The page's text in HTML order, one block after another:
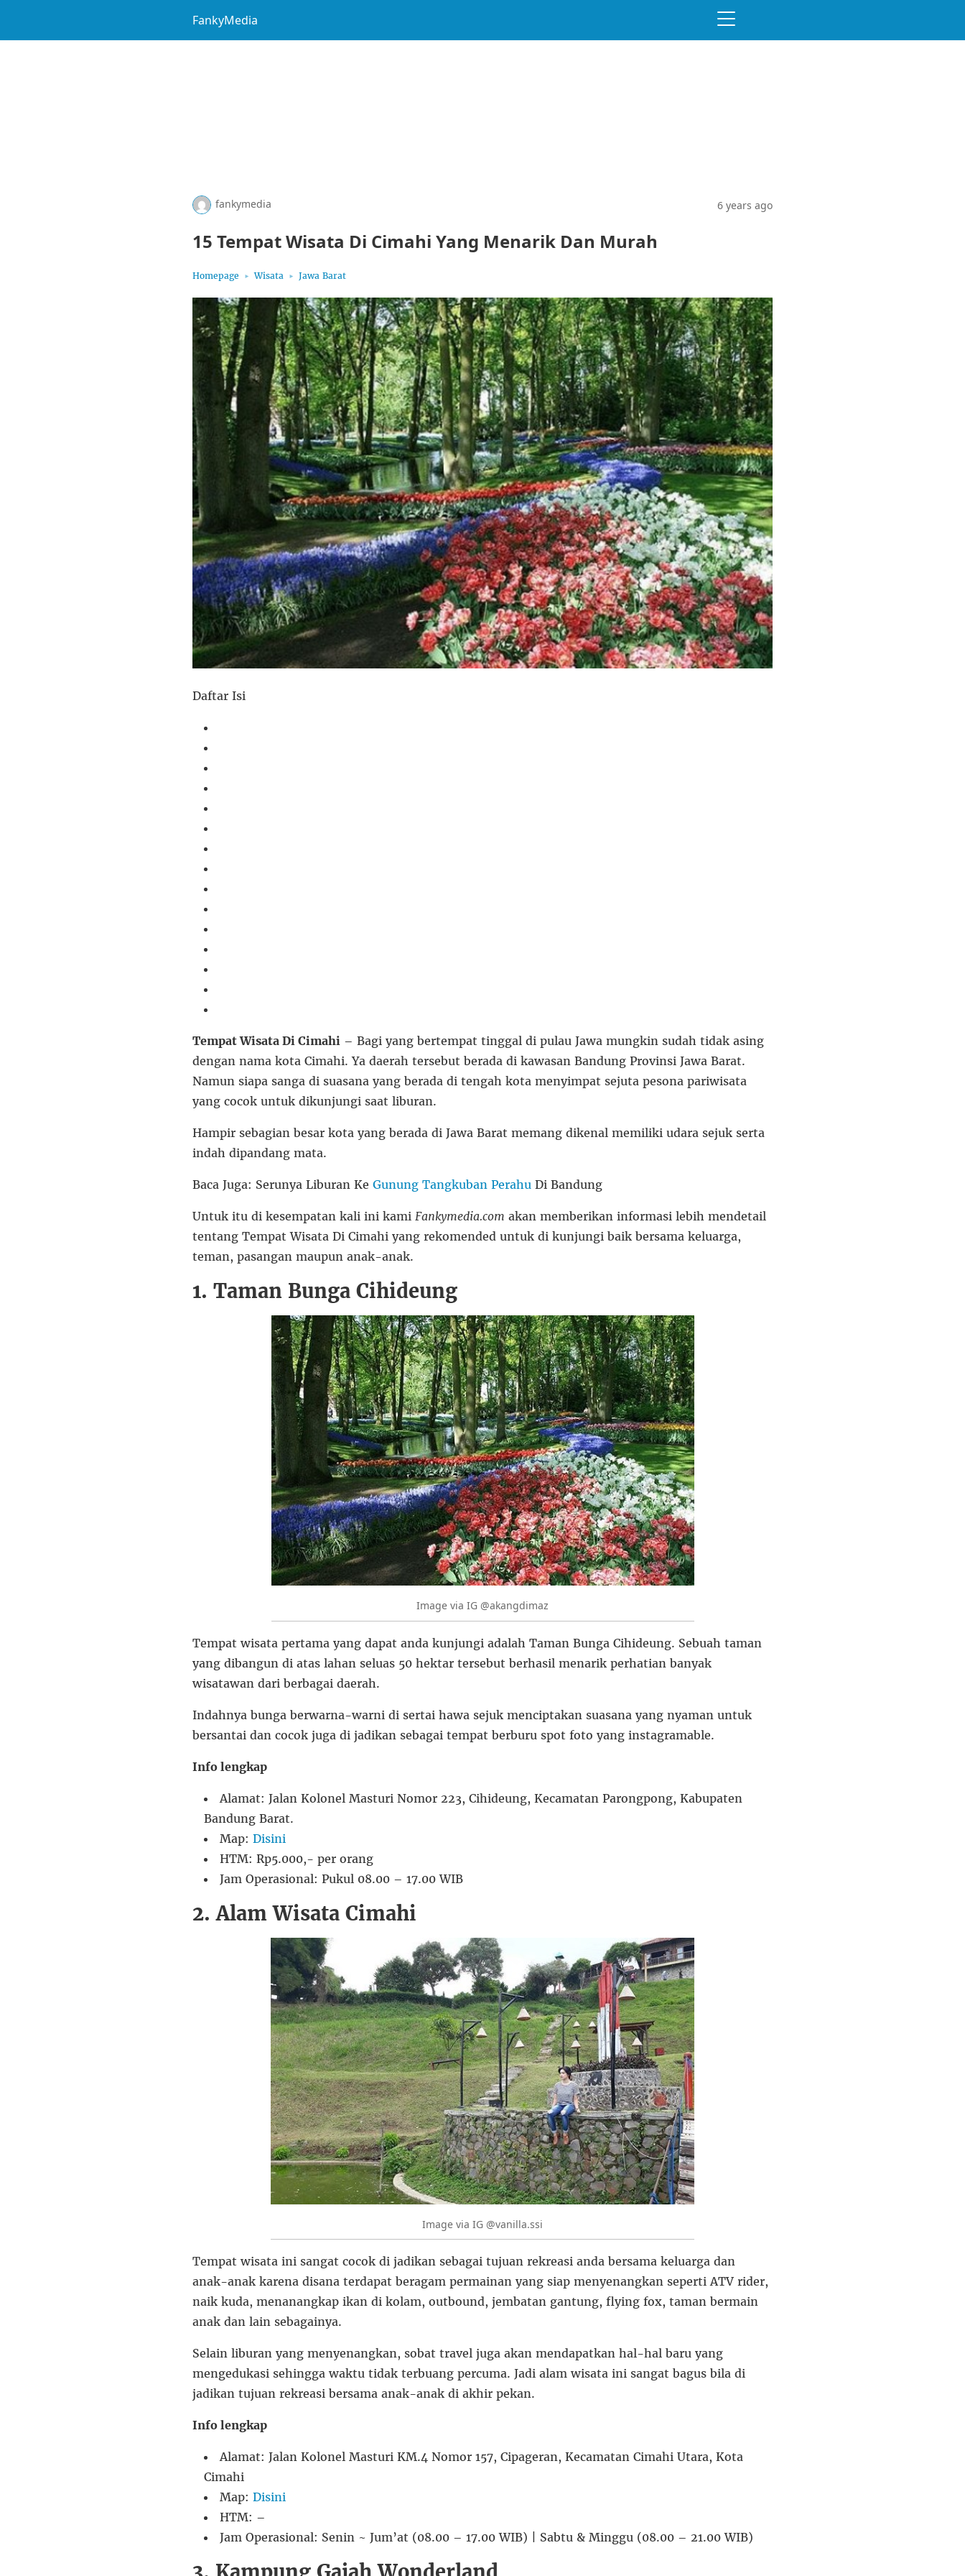
FankyMedia
fankymedia 6 years ago
15 Tempat Wisata Di Cimahi Yang Menarik Dan Murah
Homepage Wisata Jawa Barat
Daftar Isi
Tempat Wisata Di Cimahi – Bagi yang bertempat tinggal di pulau Jawa mungkin sudah tidak asing
dengan nama kota Cimahi. Ya daerah tersebut berada di kawasan Bandung Provinsi Jawa Barat.
Namun siapa sanga di suasana yang berada di tengah kota menyimpat sejuta pesona pariwisata
yang cocok untuk dikunjungi saat liburan.
Hampir sebagian besar kota yang berada di Jawa Barat memang dikenal memiliki udara sejuk serta
indah dipandang mata.
Baca Juga: Serunya Liburan Ke Gunung Tangkuban Perahu Di Bandung
Untuk itu di kesempatan kali ini kami Fankymedia.com akan memberikan informasi lebih mendetail
tentang Tempat Wisata Di Cimahi yang rekomended untuk di kunjungi baik bersama keluarga,
teman, pasangan maupun anak-anak.
1. Taman Bunga Cihideung
Image via IG @akangdimaz
Tempat wisata pertama yang dapat anda kunjungi adalah Taman Bunga Cihideung. Sebuah taman
yang dibangun di atas lahan seluas 50 hektar tersebut berhasil menarik perhatian banyak
wisatawan dari berbagai daerah.
Indahnya bunga berwarna-warni di sertai hawa sejuk menciptakan suasana yang nyaman untuk
bersantai dan cocok juga di jadikan sebagai tempat berburu spot foto yang instagramable.
Info lengkap
Alamat: Jalan Kolonel Masturi Nomor 223, Cihideung, Kecamatan Parongpong, Kabupaten
Bandung Barat.
Map: Disini
HTM: Rp5.000,- per orang
Jam Operasional: Pukul 08.00 – 17.00 WIB
2. Alam Wisata Cimahi
Image via IG @vanilla.ssi
Tempat wisata ini sangat cocok di jadikan sebagai tujuan rekreasi anda bersama keluarga dan
anak-anak karena disana terdapat beragam permainan yang siap menyenangkan seperti ATV rider,
naik kuda, menanangkap ikan di kolam, outbound, jembatan gantung, flying fox, taman bermain
anak dan lain sebagainya.
Selain liburan yang menyenangkan, sobat travel juga akan mendapatkan hal-hal baru yang
mengedukasi sehingga waktu tidak terbuang percuma. Jadi alam wisata ini sangat bagus bila di
jadikan tujuan rekreasi bersama anak-anak di akhir pekan.
Info lengkap
Alamat: Jalan Kolonel Masturi KM.4 Nomor 157, Cipageran, Kecamatan Cimahi Utara, Kota
Cimahi
Map: Disini
HTM: –
Jam Operasional: Senin ~ Jum’at (08.00 – 17.00 WIB) | Sabtu & Minggu (08.00 – 21.00 WIB)